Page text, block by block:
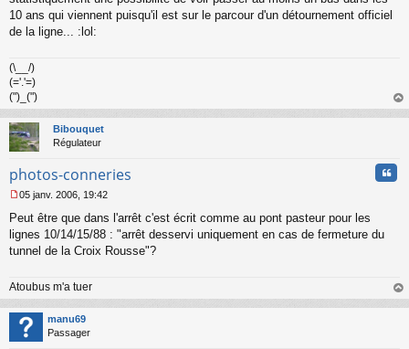
10 ans qui viennent puisqu'il est sur le parcour d'un détournement officiel
de la ligne... :lol:
(\__/)
(='.'=)
(")_(")
au
Bibouquet
Régulateur
photos-conneries
e
s
e
n
o
n
l
05 janv. 2006, 19:42
Peut être que dans l'arrêt c'est écrit comme au pont pasteur pour les
lignes 10/14/15/88 : "arrêt desservi uniquement en cas de fermeture du
tunnel de la Croix Rousse"?
Atoubus m'a tuer
au
manu69
Passager